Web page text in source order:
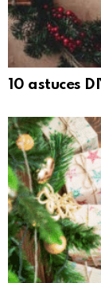
10 astuces